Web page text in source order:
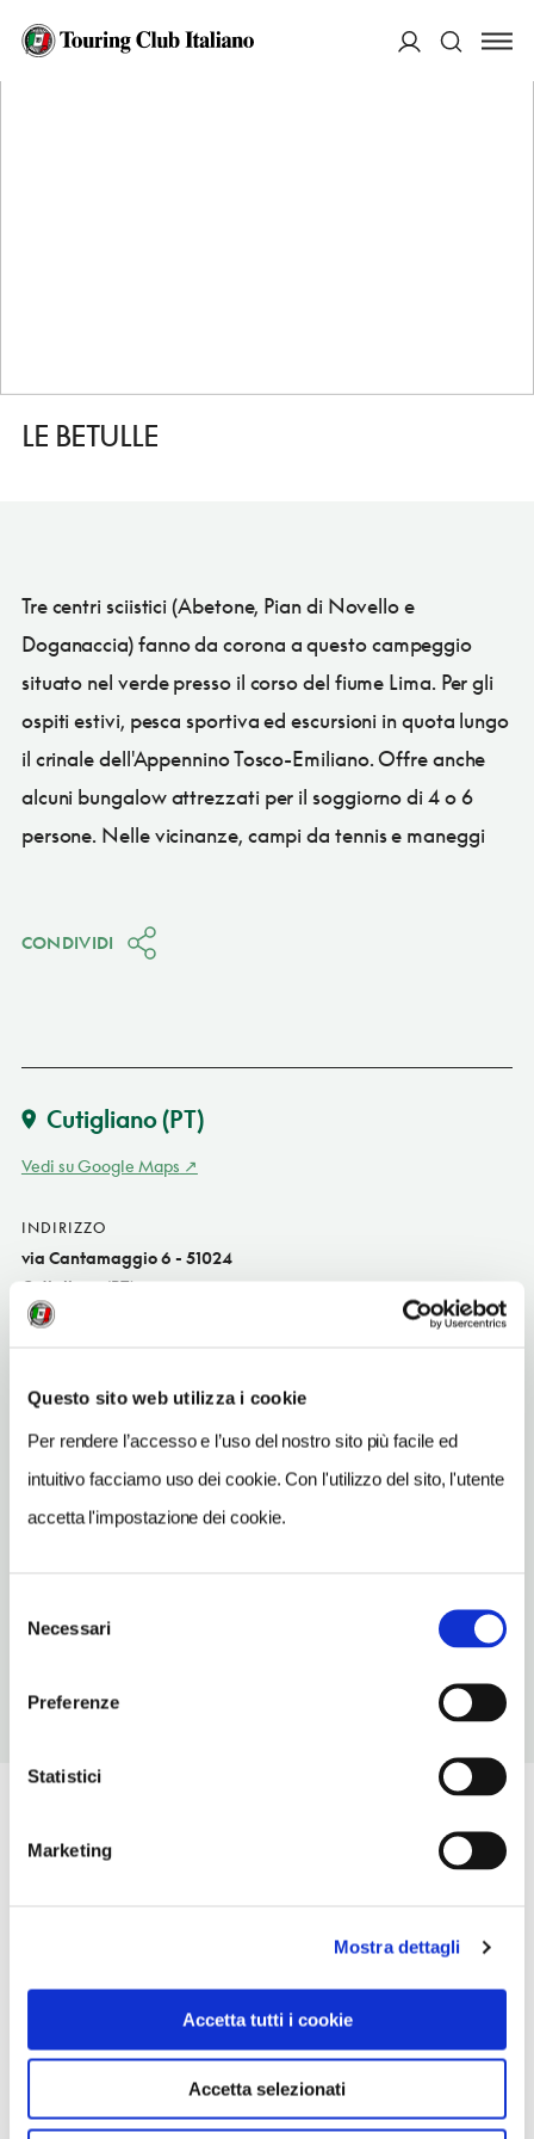
Questo sito web utilizza i cookie
Per rendere l’accesso e l’uso del nostro sito più facile ed
intuitivo facciamo uso dei cookie. Con l'utilizzo del sito, l'utente
accetta l'impostazione dei cookie.
delNecessari
Preferenze
Statistici
Marketing
Mostra dettagli
Accetta tutti i cookie
Accetta selezionati
HOME
LE BETULLE
Tre centri sciistici (Abetone, Pian di Novello e
Doganaccia) fanno da corona a questo campeggio
situato nel verde presso il corso del fiume Lima. Per gli
ospiti estivi, pesca sportiva ed escursioni in quota lungo
il crinale dell'Appennino Tosco-Emiliano. Offre anche
alcuni bungalow attrezzati per il soggiorno di 4 o 6
persone. Nelle vicinanze, campi da tennis e maneggi
CONDIVIDI
Cutigliano(PT)
Vedi su Google Maps
INDIRIZZO
via Cantamaggio 6 - 51024
Cutigliano (PT)
Toscana IT
www.campeggiolebetulle.it
INDIRIZZO EMAIL
campeggiolebetulle@gmail.com
TELEFONO
Chiusura: ferie variabili